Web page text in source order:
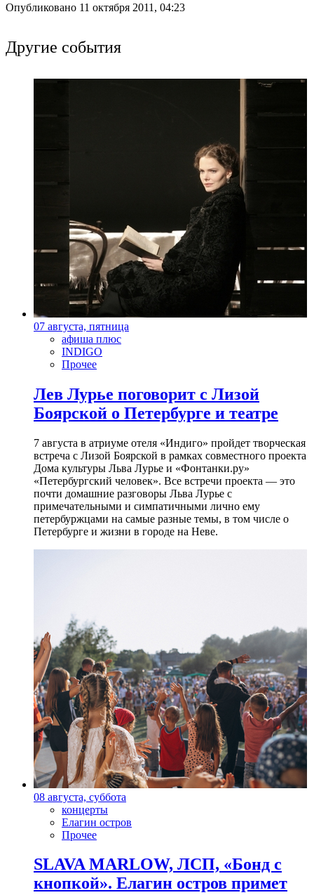
Опубликовано 11 октября 2011, 04:23
Другие события
07 августа, пятница
афиша плюс
INDIGO
Прочее
Лев Лурье поговорит с Лизой
Боярской о Петербурге и театре
7 августа в атриуме отеля «Индиго» пройдет творческая
встреча с Лизой Боярской в рамках совместного проекта
Дома культуры Льва Лурье и «Фонтанки.ру»
«Петербургский человек». Все встречи проекта — это
почти домашние разговоры Льва Лурье с
примечательными и симпатичными лично ему
петербуржцами на самые разные темы, в том числе о
Петербурге и жизни в городе на Неве.
08 августа, суббота
концерты
Елагин остров
Прочее
SLAVA MARLOW, ЛСП, «Бонд с
кнопкой». Елагин остров примет